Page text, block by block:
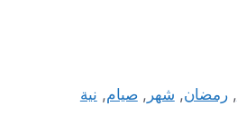
,رمضان, شهر ,صيام, نية